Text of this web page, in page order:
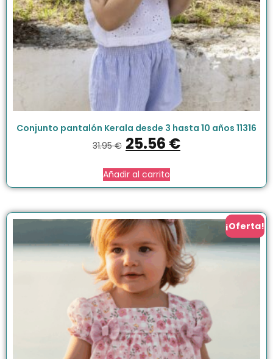
Conjunto pantalón Kerala desde 3 hasta 10 años 11316
31.95€ 25.56 €
Añadir al carrito
¡Oferta!